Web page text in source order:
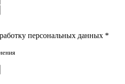
персональных данных *